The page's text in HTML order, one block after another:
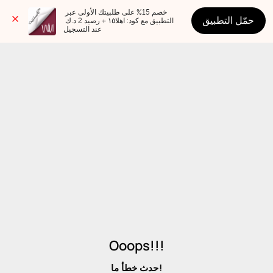
عند التسجيل
حمّل التطبيق
Ooops!!!
حدث خطأ ما!